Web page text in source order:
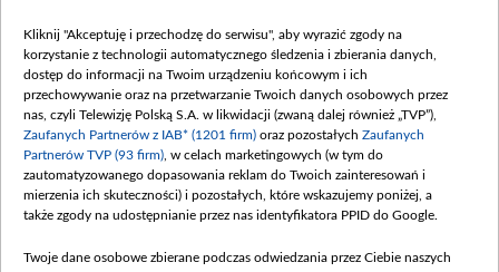
- Dołączyłaś do nas pół roku temu, a my ciągle nic o tobie nie wiemy… Masz
chłopaka?
- To pytanie służbowe?
- Mogę je sformułować tak, by brzmiało jak służbowe.
- No, to dajesz...
- Te donosy na nas do Głowackiego... to dlatego, że macie romans? Bo wiesz,
wyglądasz na… dobrą dziewczynę. I nie chce mi się wierzyć, że donosisz dla
pieniędzy. Więc albo masz romans z Głowackim...
- Nie mamy romansu
! - ...albo Głowacki ma haka na ciebie...
tak... czy Kuba zdoła jej pomóc?
Kliknij "Akceptuję i przechodzę do serwisu", aby wyrazić zgody na
korzystanie z technologii automatycznego śledzenia i zbierania danych,
dostęp do informacji na Twoim urządzeniu końcowym i ich
przechowywanie oraz na przetwarzanie Twoich danych osobowych przez
nas, czyli Telewizję Polską S.A. w likwidacji (zwaną dalej również „TVP”),
Zaufanych Partnerów z IAB* (1201 firm) oraz pozostałych Zaufanych
Partnerów TVP (93 firm) , w celach marketingowych (w tym do
zautomatyzowanego dopasowania reklam do Twoich zainteresowań i
mierzenia ich skuteczności) i pozostałych, które wskazujemy poniżej, a
także zgody na udostępnianie przez nas identyfikatora PPID do Google.
Twoje dane osobowe zbierane podczas odwiedzania przez Ciebie naszych